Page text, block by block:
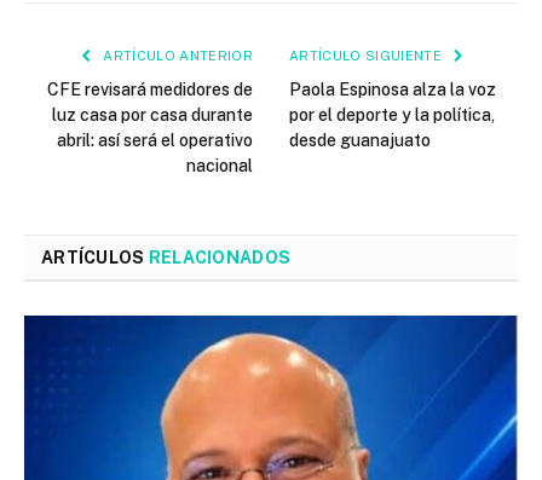
ARTÍCULO ANTERIOR
CFE revisará medidores de
luz casa por casa durante
abril: así será el operativo
nacional
ARTÍCULO SIGUIENTE
Paola Espinosa alza la voz
por el deporte y la política,
desde guanajuato
ARTÍCULOS RELACIONADOS